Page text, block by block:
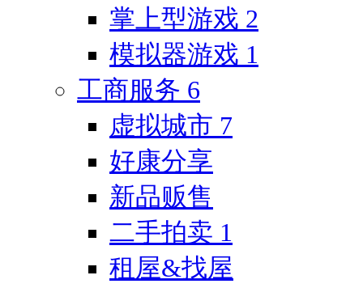
掌上型游戏 2
模拟器游戏 1
工商服务 6
虚拟城市 7
好康分享
新品贩售
二手拍卖 1
租屋&找屋